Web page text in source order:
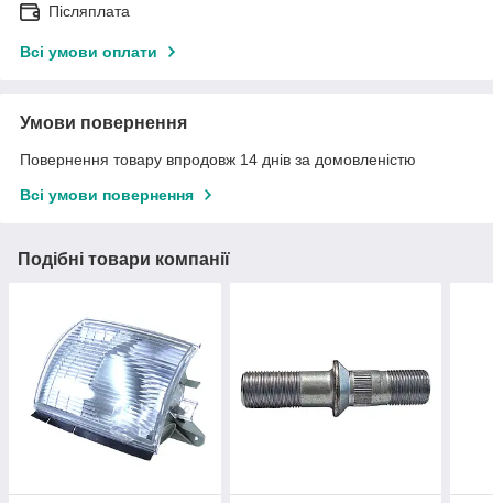
Післяплата
Всі умови оплати
Умови повернення
Повернення товару впродовж 14 днів за домовленістю
Всі умови повернення
Подібні товари компанії